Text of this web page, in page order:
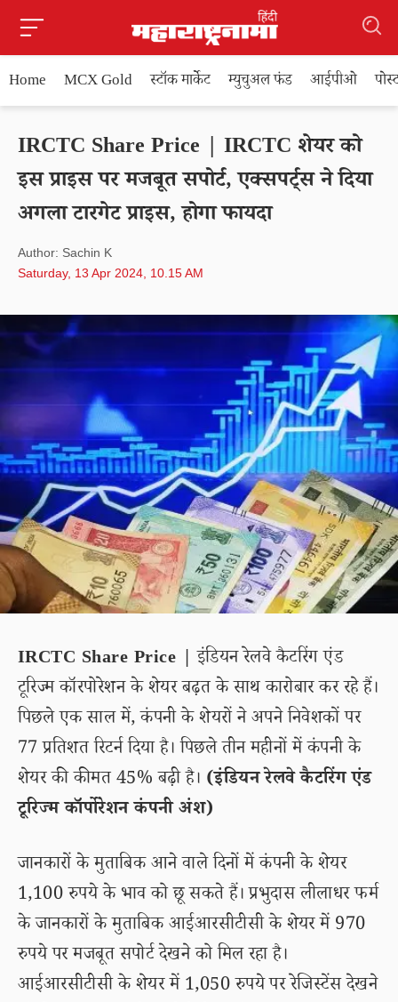
Home MCX Gold स्टॉक मार्केट म्युचुअल फंड आईपीओ
IRCTC Share Price | IRCTC शेयर को
इस प्राइस पर मजबूत सपोर्ट, एक्सपर्ट्स ने दिया
अगला टारगेट प्राइस, होगा फायदा
Author: Sachin K
Saturday, 13 Apr 2024, 10.15 AM
IRCTC Share Price | इंडियन रेलवे कैटरिंग एंड
टूरिज्म कॉरपोरेशन के शेयर बढ़त के साथ कारोबार कर रहे हैं।
पिछले एक साल में, कंपनी के शेयरों ने अपने निवेशकों पर
77 प्रतिशत रिटर्न दिया है। पिछले तीन महीनों में कंपनी के
शेयर की कीमत 45% बढ़ी है। (इंडियन रेलवे कैटरिंग एंड
टूरिज्म कॉर्पोरेशन कंपनी अंश)
जानकारों के मुताबिक आने वाले दिनों में कंपनी के शेयर
1,100 रुपये के भाव को छू सकते हैं। प्रभुदास लीलाधर फर्म
के जानकारों के मुताबिक आईआरसीटीसी के शेयर में 970
रुपये पर मजबूत सपोर्ट देखने को मिल रहा है।
आईआरसीटीसी के शेयर में 1,050 रुपये पर रेजिस्टेंस देखने